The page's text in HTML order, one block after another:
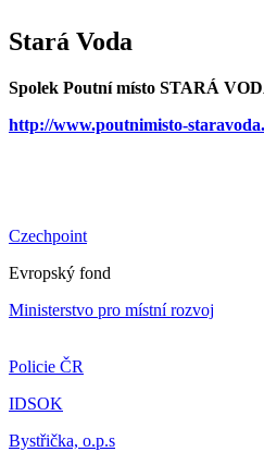
Stará Voda
Spolek Poutní místo STARÁ
http://www.poutnimisto-
Czechpoint
Evropský fond
Ministerstvo pro místní rozvoj
Policie ČR
IDSOK
Bystřička, o.p.s